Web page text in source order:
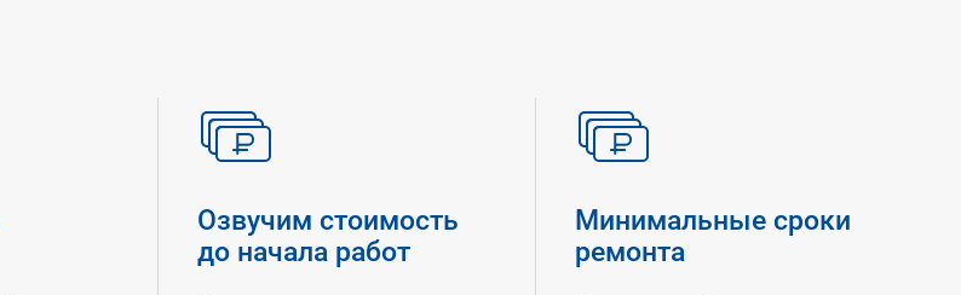
Озвучим стоимость
до начала работ
Минимальные сроки
ремонта